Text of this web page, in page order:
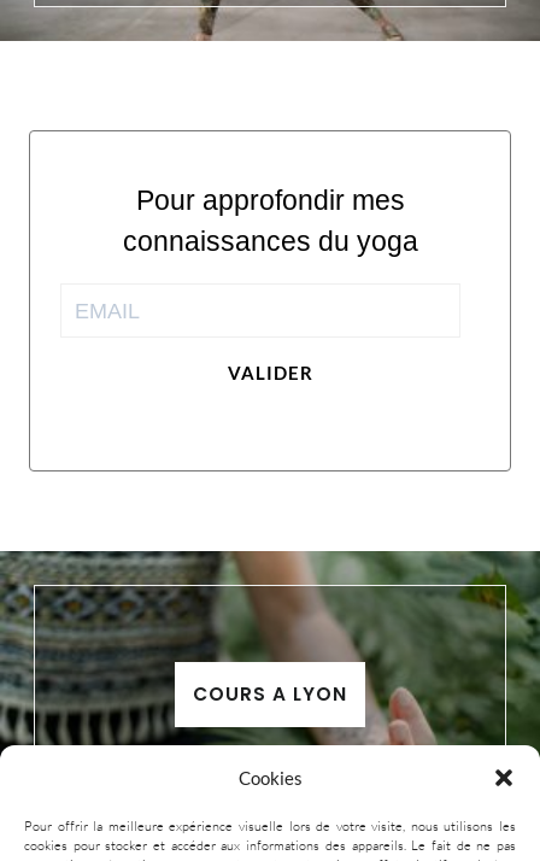
Cookies
Pour offrir la meilleure expérience visuelle lors de votre visite, nous utilisons les
cookies pour stocker et accéder aux informations des appareils. Le fait de ne pas
Pour approfondir mes
connaissances du yoga
VALIDER
COURS A LYON